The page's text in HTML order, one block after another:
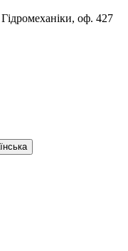
оф. 427